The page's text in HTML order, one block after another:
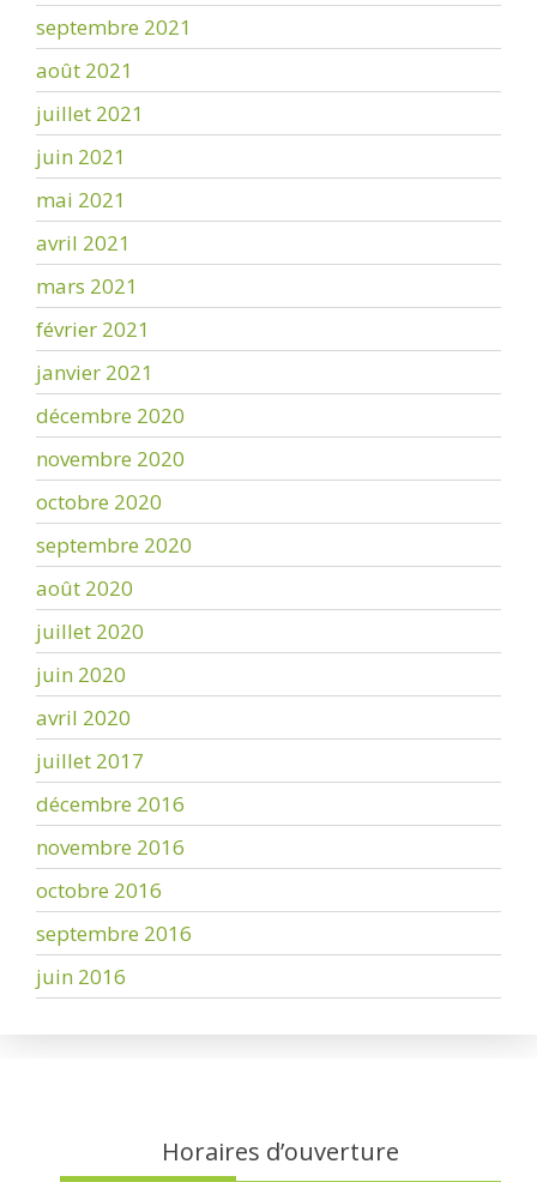
septembre 2021
août 2021
juillet 2021
juin 2021
mai 2021
avril 2021
mars 2021
février 2021
janvier 2021
décembre 2020
novembre 2020
octobre 2020
septembre 2020
août 2020
juillet 2020
juin 2020
avril 2020
juillet 2017
décembre 2016
novembre 2016
octobre 2016
septembre 2016
juin 2016
Horaires d’ouverture